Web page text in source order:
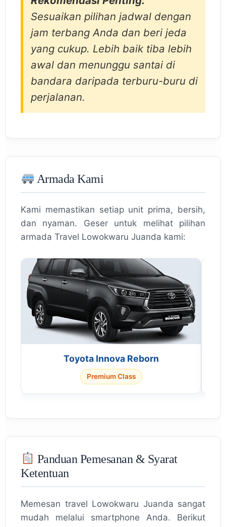
Sesuaikan pilihan jadwal dengan
jam terbang Anda dan beri jeda
yang cukup. Lebih baik tiba lebih
awal dan menunggu santai di
bandara daripada terburu-buru di
perjalanan.
Armada Kami
Kami memastikan setiap unit prima, bersih,
dan nyaman. Geser untuk melihat pilihan
armada Travel Lowokwaru Juanda kami:
Toyota Innova Reborn
Premium Class
Panduan Pemesanan & Syarat
Ketentuan
Memesan travel Lowokwaru Juanda sangat
mudah melalui smartphone Anda. Berikut